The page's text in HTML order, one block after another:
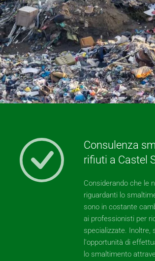
Consulenza
rifiuti a Castel
Considerando che le
riguardanti lo
sono in costante
ai professionisti per
specializzate. Inoltre,
l'opportunità di
lo smaltimento